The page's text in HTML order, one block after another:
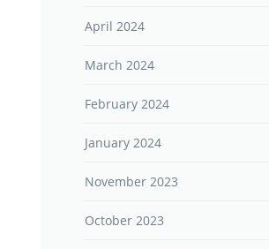
April 2024
March 2024
February 2024
January 2024
November 2023
October 2023